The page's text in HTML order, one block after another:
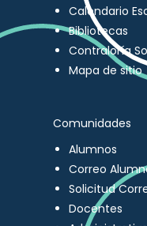
Calendario
Bibliotecas
Contraloría
Mapa de sitio
Comunidades
Alumnos
Correo
Solicitud
Docentes